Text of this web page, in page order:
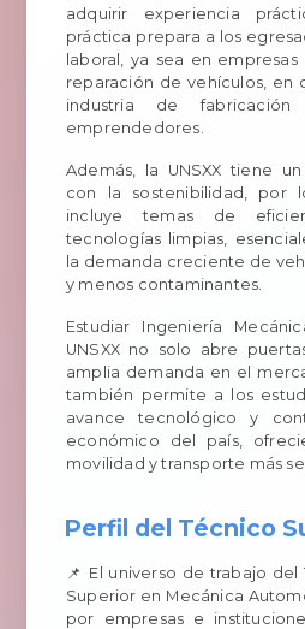
adquirir experiencia
práctica prepara a los
laboral, ya sea en
reparación de vehículos, en
industria de
emprendedores.
Además, la UNSXX tiene
con la sostenibilidad, por
incluye temas de
tecnologías limpias,
la demanda creciente de
y menos contaminantes.
Estudiar Ingeniería
UNSXX no solo abre
amplia demanda en el
también permite a los
avance tecnológico y
económico del país,
movilidad y transporte más
Perfil del Técnico
📌 El universo de trabajo del
Superior en Mecánica
por empresas e